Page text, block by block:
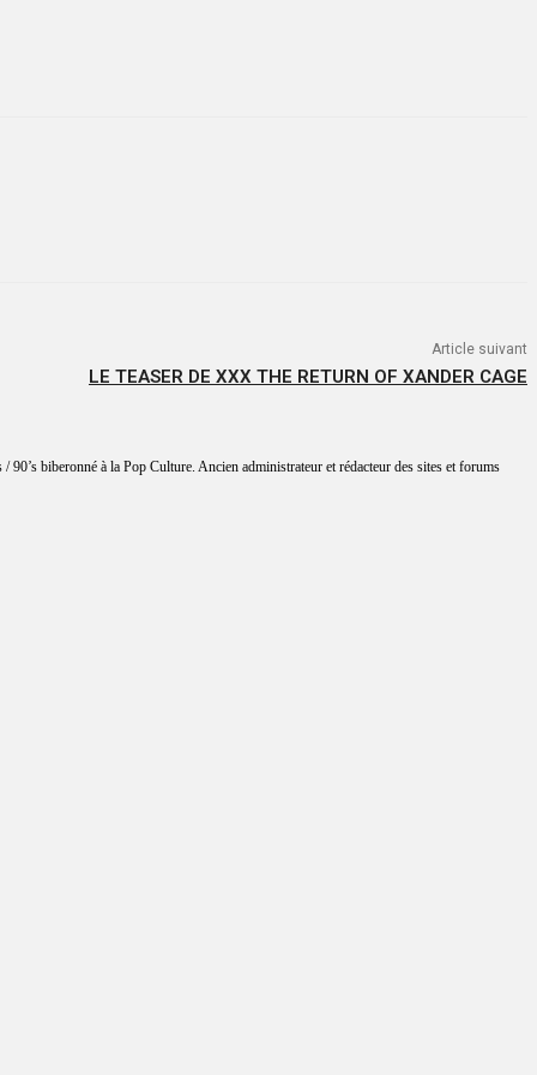
Article suivant
LE TEASER DE XXX THE RETURN OF XANDER CAGE
biberonné à la Pop Culture. Ancien administrateur et rédacteur des sites et forums